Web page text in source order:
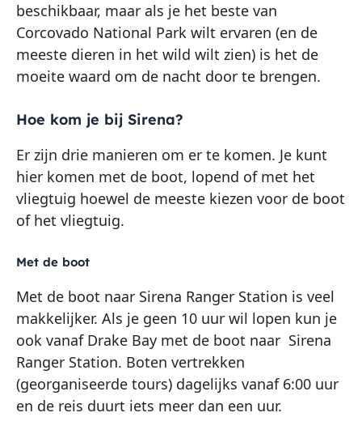
beschikbaar, maar als je het beste van
Corcovado National Park wilt ervaren (en de
meeste dieren in het wild wilt zien) is het de
moeite waard om de nacht door te brengen.
Hoe kom je bij Sirena?
Er zijn drie manieren om er te komen. Je kunt
hier komen met de boot, lopend of met het
vliegtuig hoewel de meeste kiezen voor de boot
of het vliegtuig.
Met de boot
Met de boot naar Sirena Ranger Station is veel
makkelijker. Als je geen 10 uur wil lopen kun je
ook vanaf Drake Bay met de boot naar Sirena
Ranger Station. Boten vertrekken
(georganiseerde tours) dagelijks vanaf 6:00 uur
en de reis duurt iets meer dan een uur.